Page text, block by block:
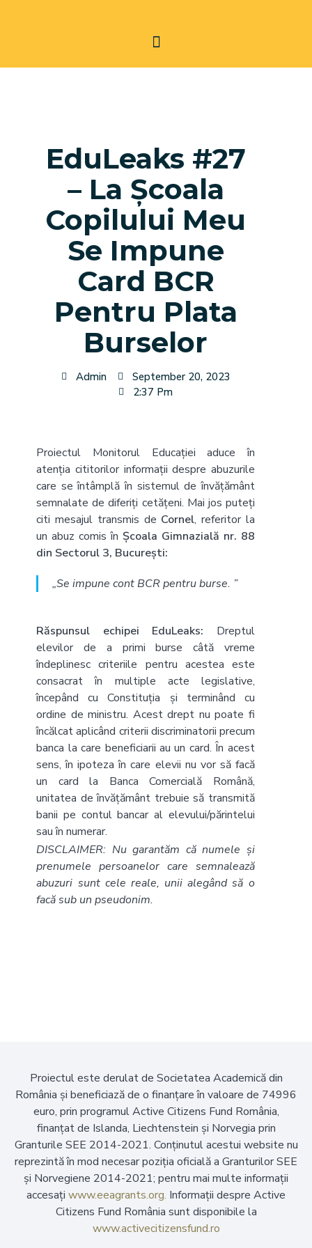
EduLeaks #27
– La Școala
Copilului Meu
Se Impune
Card BCR
Pentru Plata
Burselor
Admin
September 20, 2023
2:37 Pm
Proiectul Monitorul Educației aduce în
atenția cititorilor informații despre abuzurile
care se întâmplă în sistemul de învățământ
semnalate de diferiți cetățeni. Mai jos puteți
citi mesajul transmis de Cornel, referitor la
un abuz comis în Școala Gimnazială nr. 88
din Sectorul 3, București:
„Se impune cont BCR pentru burse. ”
Răspunsul echipei EduLeaks: Dreptul
elevilor de a primi burse câtă vreme
îndeplinesc criteriile pentru acestea este
consacrat în multiple acte legislative,
începând cu Constituția și terminând cu
ordine de ministru. Acest drept nu poate fi
încălcat aplicând criterii discriminatorii precum
banca la care beneficiarii au un card. În acest
sens, în ipoteza în care elevii nu vor să facă
un card la Banca Comercială Română,
unitatea de învățământ trebuie să transmită
banii pe contul bancar al elevului/părintelui
sau în numerar.
DISCLAIMER: Nu garantăm că numele și
prenumele persoanelor care semnalează
abuzuri sunt cele reale, unii alegând să o
facă sub un pseudonim.
Proiectul este derulat de Societatea Academică din
România și beneficiază de o finanțare în valoare de 74996
euro, prin programul Active Citizens Fund România,
finanțat de Islanda, Liechtenstein și Norvegia prin
Granturile SEE 2014-2021. Conținutul acestui website nu
reprezintă în mod necesar poziția oficială a Granturilor SEE
și Norvegiene 2014-2021; pentru mai multe informații
accesați www.eeagrants.org. Informații despre Active
Citizens Fund România sunt disponibile la
www.activecitizensfund.ro